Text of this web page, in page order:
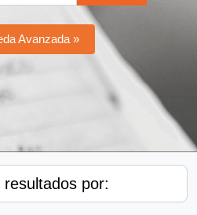
Avanzada »
resultados por: